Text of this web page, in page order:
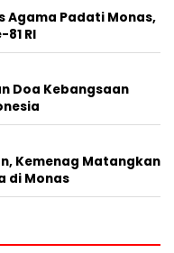
Agama Padati Monas,
RI
Doa Kebangsaan
Kemenag Matangkan
di Monas